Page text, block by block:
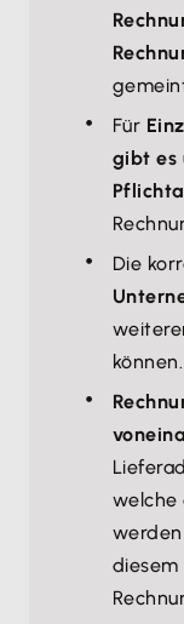
Für
gibt es
Die
können.
welche
werden
diesem